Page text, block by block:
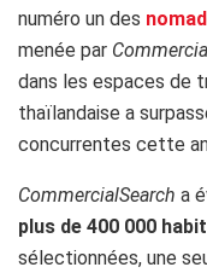
numéro un des
menée par
dans les espaces de
thaïlandaise a
concurrentes cette
CommercialSearch a
plus de 400 000
sélectionnées, une